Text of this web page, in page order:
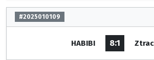
#2025010109
HABIBI 8:1